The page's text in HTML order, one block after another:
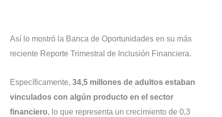
Así lo mostró la Banca de Oportunidades en su más
reciente Reporte Trimestral de Inclusión Financiera.
Específicamente, 34,5 millones de adultos estaban
vinculados con algún producto en el sector
financiero, lo que representa un crecimiento de 0,3